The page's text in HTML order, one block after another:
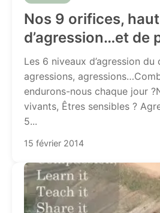
Nos 9 orifices,
d’agression…et de
Les 6 niveaux d’agression
agressions,
endurons-nous chaque jour
vivants, Êtres sensibles ?
5...
15 février 2014